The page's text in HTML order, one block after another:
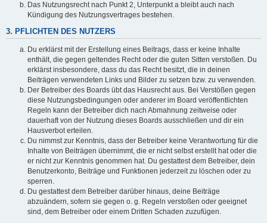
Das Nutzungsrecht nach Punkt 2, Unterpunkt a bleibt auch nach
Kündigung des Nutzungsvertrages bestehen.
3. PFLICHTEN DES NUTZERS
Du erklärst mit der Erstellung eines Beitrags, dass er keine Inhalte
enthält, die gegen geltendes Recht oder die guten Sitten verstoßen. Du
erklärst insbesondere, dass du das Recht besitzt, die in deinen
Beiträgen verwendeten Links und Bilder zu setzen bzw. zu verwenden.
Der Betreiber des Boards übt das Hausrecht aus. Bei Verstößen gegen
diese Nutzungsbedingungen oder anderer im Board veröffentlichten
Regeln kann der Betreiber dich nach Abmahnung zeitweise oder
dauerhaft von der Nutzung dieses Boards ausschließen und dir ein
Hausverbot erteilen.
Du nimmst zur Kenntnis, dass der Betreiber keine Verantwortung für die
Inhalte von Beiträgen übernimmt, die er nicht selbst erstellt hat oder die
er nicht zur Kenntnis genommen hat. Du gestattest dem Betreiber, dein
Benutzerkonto, Beiträge und Funktionen jederzeit zu löschen oder zu
sperren.
Du gestattest dem Betreiber darüber hinaus, deine Beiträge
abzuändern, sofern sie gegen o. g. Regeln verstoßen oder geeignet
sind, dem Betreiber oder einem Dritten Schaden zuzufügen.